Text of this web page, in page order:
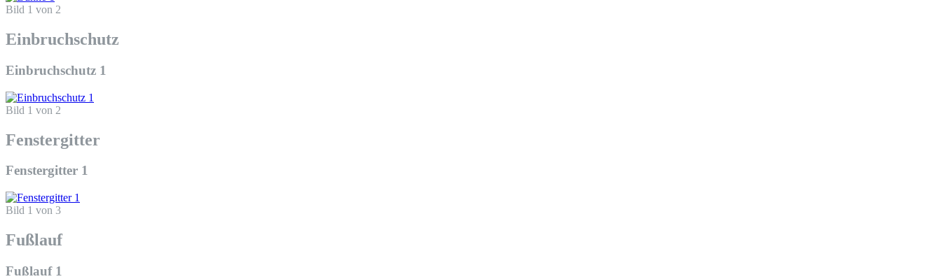
Bild 1 von 2
Einbruchschutz
Einbruchschutz 1
Bild 1 von 2
Fenstergitter
Fenstergitter 1
Bild 1 von 3
Fußlauf
Fußlauf 1